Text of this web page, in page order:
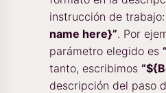
instrucción de trabajo:
name here}”. Por
parámetro elegido es
tanto, escribimos
descripción del paso